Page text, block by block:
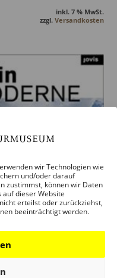
wir Technologien wie
und/oder darauf
zustimmst, können wir Daten
dieser Website
erteilst oder zurückziehst,
beeinträchtigt werden.
inkl. 7 % MwSt.
zzgl. Versandkosten
BAU ZUM